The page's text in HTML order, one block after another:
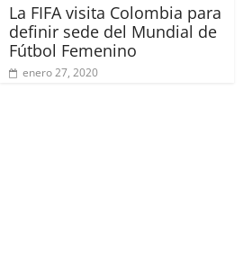
La FIFA visita Colombia para
definir sede del Mundial de
Fútbol Femenino
enero 27, 2020